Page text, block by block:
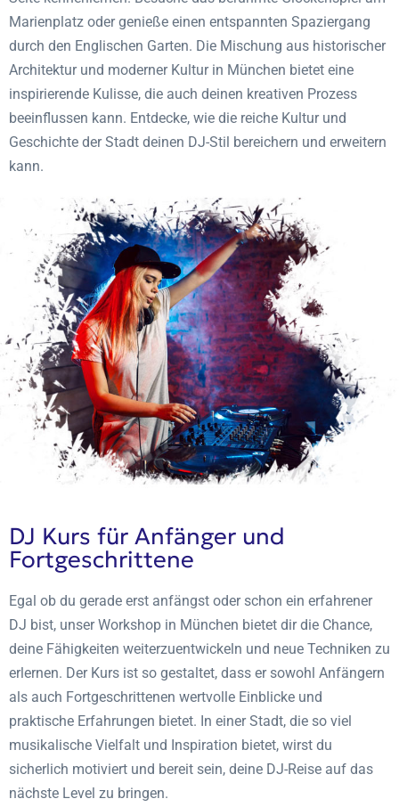
Marienplatz oder genieße einen entspannten Spaziergang
durch den Englischen Garten. Die Mischung aus historischer
Architektur und moderner Kultur in München bietet eine
inspirierende Kulisse, die auch deinen kreativen Prozess
beeinflussen kann. Entdecke, wie die reiche Kultur und
Geschichte der Stadt deinen DJ-Stil bereichern und erweitern
kann.
DJ Kurs für Anfänger und
Fortgeschrittene
Egal ob du gerade erst anfängst oder schon ein erfahrener
DJ bist, unser Workshop in München bietet dir die Chance,
deine Fähigkeiten weiterzuentwickeln und neue Techniken zu
erlernen. Der Kurs ist so gestaltet, dass er sowohl Anfängern
als auch Fortgeschrittenen wertvolle Einblicke und
praktische Erfahrungen bietet. In einer Stadt, die so viel
musikalische Vielfalt und Inspiration bietet, wirst du
sicherlich motiviert und bereit sein, deine DJ-Reise auf das
nächste Level zu bringen.